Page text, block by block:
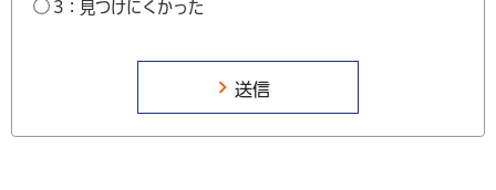
3：見つけにくかった